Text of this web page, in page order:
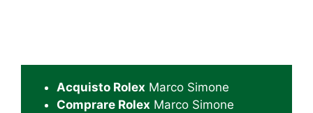
Acquisto Rolex Marco Simone
Comprare Rolex Marco Simone